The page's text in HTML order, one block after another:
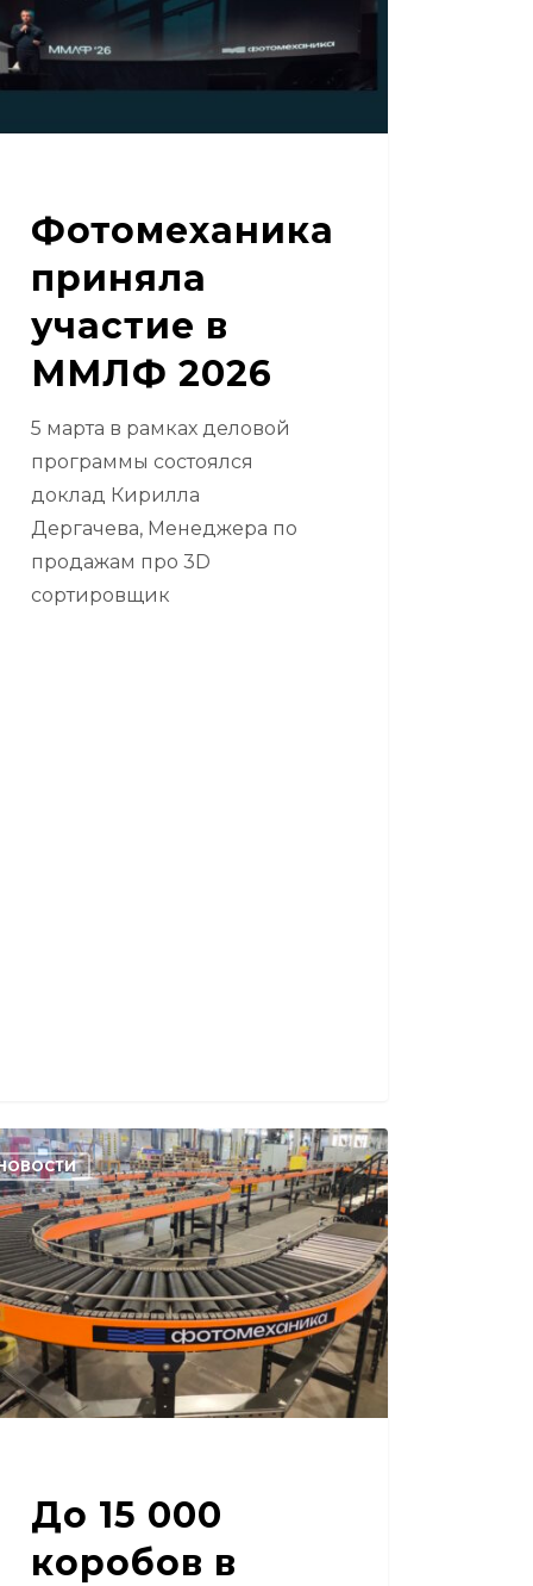
Фотомеханика
приняла
участие в
ММЛФ 2026
5 марта в рамках деловой
программы состоялся
доклад Кирилла
Дергачева, Менеджера по
продажам про 3D
сортировщик
До 15 000
коробов в